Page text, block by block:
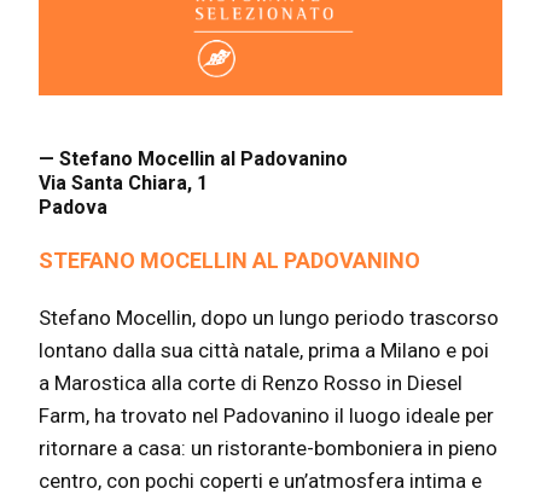
— Stefano Mocellin al Padovanino
Via Santa Chiara, 1
Padova
STEFANO MOCELLIN AL PADOVANINO
Stefano Mocellin, dopo un lungo periodo trascorso
lontano dalla sua città natale, prima a Milano e poi
a Marostica alla corte di Renzo Rosso in Diesel
Farm, ha trovato nel Padovanino il luogo ideale per
ritornare a casa: un ristorante-bomboniera in pieno
centro, con pochi coperti e un’atmosfera intima e